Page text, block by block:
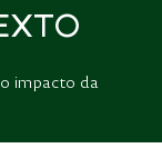
impacto da